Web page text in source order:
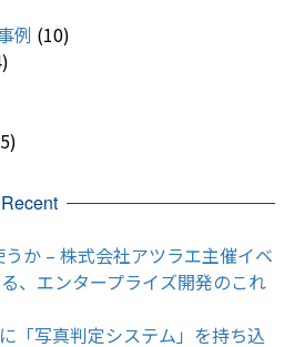
例 (10)
Recent
か – 株式会社アツラエ主催イベ
、エンタープライズ開発のこれ
「写真判定システム」を持ち込